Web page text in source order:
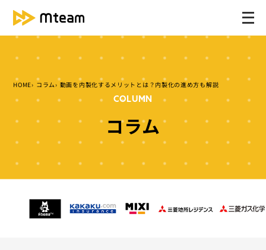
メ
HOME コラム 動画を内製化するメリットとは？内製化の進め方も解説
COLUMN
コラム